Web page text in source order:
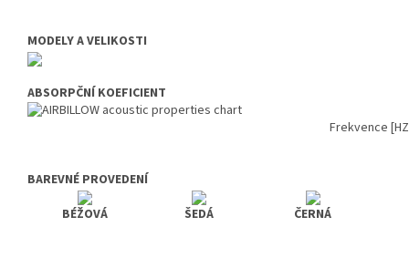
MODELY A VELIKOSTI
ABSORPČNÍ KOEFICIENT
Frekvence
BAREVNÉ PROVEDENÍ
BÉŽOVÁ
ŠEDÁ ČERNÁ